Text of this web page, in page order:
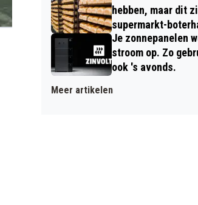
hebben, maar dit
supermarkt-
Je zonnepanelen
stroom op. Zo
ook 's avonds.
Meer artikelen